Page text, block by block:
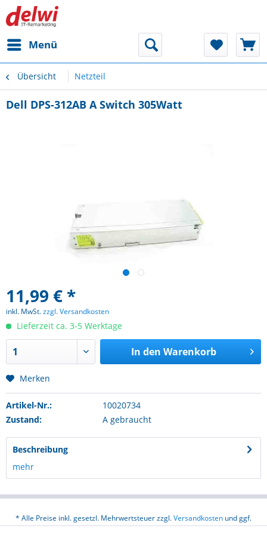
Menü
Übersicht Netzteil
Dell DPS-312AB A Switch 305Watt
11,99 € *
inkl. MwSt.zzgl. Versandkosten
Lieferzeit ca. 3-5 Werktage
In den Warenkorb
Merken
Artikel-Nr.:
10020734
Zustand:
A gebraucht
Beschreibung
mehr
* Alle Preise inkl. gesetzl. Mehrwertsteuer zzgl.Versandkosten und ggf.